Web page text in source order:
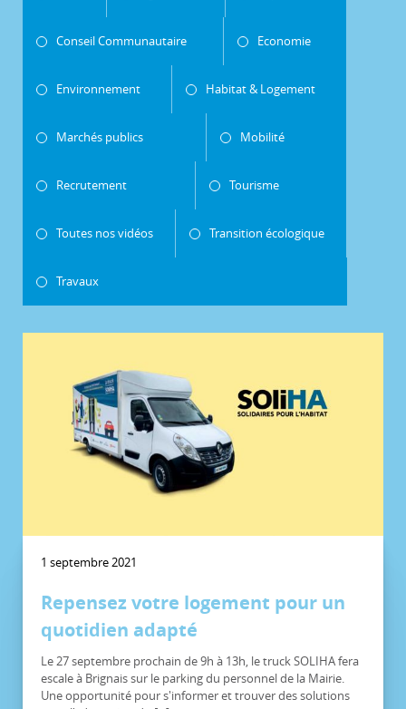
Conseil Communautaire Economie
Environnement Habitat & Logement
Marchés publics Mobilité
Recrutement Tourisme
Toutes nos vidéos Transition écologique
Travaux
1 septembre 2021
Repensez votre logement pour un
quotidien adapté
Le 27 septembre prochain de 9h à 13h, le truck SOLIHA fera
escale à Brignais sur le parking du personnel de la Mairie.
Une opportunité pour s'informer et trouver des solutions